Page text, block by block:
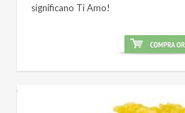
significano Ti Amo!